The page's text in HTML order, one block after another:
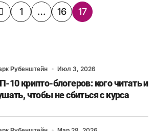
1 … 16 17
Рубенштейн Июл 3, 2026
10 крипто-блогеров: кого читать и
чтобы не сбиться с курса